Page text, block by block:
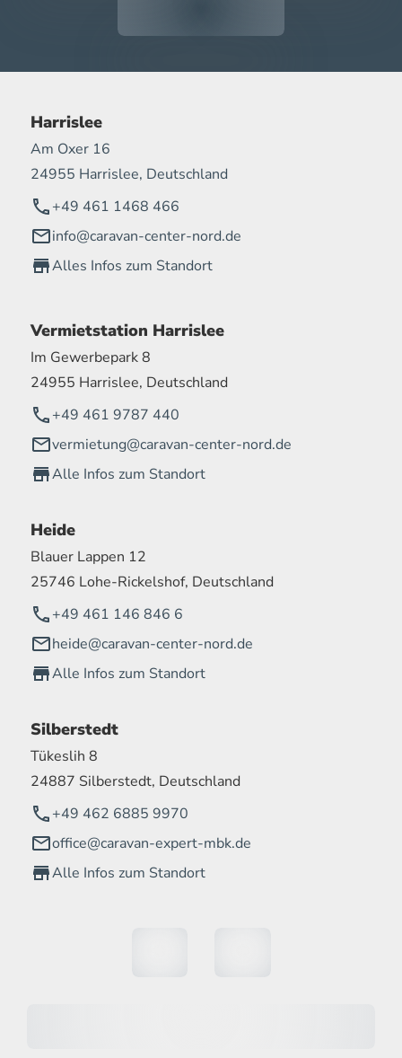
Harrislee
Am Oxer 16
24955 Harrislee, Deutschland
+49 461 1468 466
info@caravan-center-nord.de
Alles Infos zum Standort
Vermietstation Harrislee
Im Gewerbepark 8
24955 Harrislee, Deutschland
+49 461 9787 440
vermietung@caravan-center-nord.de
Alle Infos zum Standort
Heide
Blauer Lappen 12
25746 Lohe-Rickelshof, Deutschland
+49 461 146 846 6
heide@caravan-center-nord.de
Alle Infos zum Standort
Silberstedt
Tükeslih 8
24887 Silberstedt, Deutschland
+49 462 6885 9970
office@caravan-expert-mbk.de
Alle Infos zum Standort